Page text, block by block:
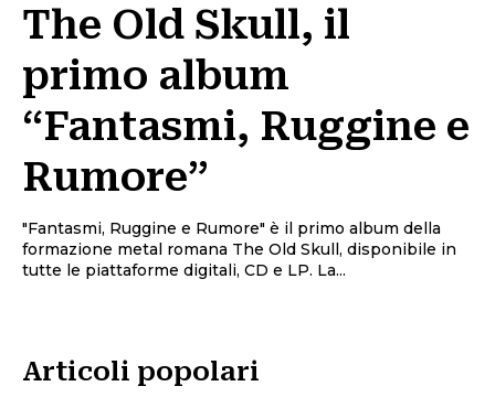
The Old Skull, il
primo album
“Fantasmi, Ruggine e
Rumore”
"Fantasmi, Ruggine e Rumore" è il primo album della
formazione metal romana The Old Skull, disponibile in
tutte le piattaforme digitali, CD e LP. La...
Articoli popolari